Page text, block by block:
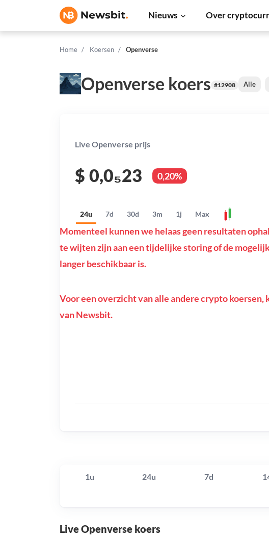
Nieuws Over
Home Koersen Openverse
Openverse koers #12908 Alle
Live Openverse prijs
$ 0,0₅23 0,20%
24u 7d 30d 3m 1j Max
Momenteel kunnen we helaas geen resultaten
te wijten zijn aan een tijdelijke storing of de
langer beschikbaar is.
Voor een overzicht van alle andere crypto koersen,
van Newsbit.
1u 24u 7d
Live Openverse koers